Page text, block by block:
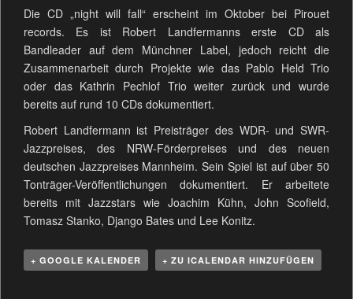
Die CD „night will fall“ erscheint im Oktober bei Pirouet
records. Es ist Robert Landfermanns erste CD als
Bandleader auf dem Münchner Label, jedoch reicht die
Zusammenarbeit durch Projekte wie das Pablo Held Trio
oder das Kathrin Pechlof Trio weiter zurück und wurde
bereits auf rund 10 CDs dokumentiert.
Robert Landfermann ist Preisträger des WDR- und SWR-
Jazzpreises, des NRW-Förderpreises und des neuen
deutschen Jazzpreises Mannheim. Sein Spiel ist auf über 50
Tonträger-Veröffentlichungen dokumentiert. Er arbeitete
bereits mit Jazzstars wie Joachim Kühn, John Scofield,
Tomasz Stanko, Django Bates und Lee Konitz.
+ GOOGLE KALENDER + ZU ICALENDAR HINZUFÜGEN